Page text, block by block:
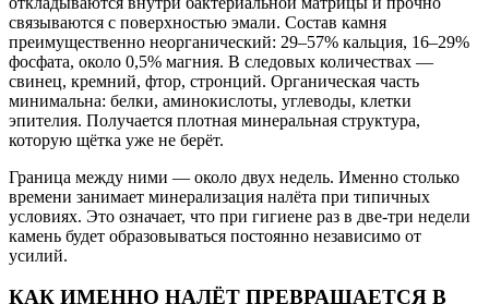
связываются с поверхностью эмали. Состав камня
преимущественно неорганический: 29–57% кальция, 16–29%
фосфата, около 0,5% магния. В следовых количествах —
свинец, кремний, фтор, стронций. Органическая часть
минимальна: белки, аминокислоты, углеводы, клетки
эпителия. Получается плотная минеральная структура,
которую щётка уже не берёт.
Граница между ними — около двух недель. Именно столько
времени занимает минерализация налёта при типичных
условиях. Это означает, что при гигиене раз в две-три недели
камень будет образовываться постоянно независимо от
усилий.
КАК ИМЕННО НАЛЁТ ПРЕВРАЩАЕТСЯ В